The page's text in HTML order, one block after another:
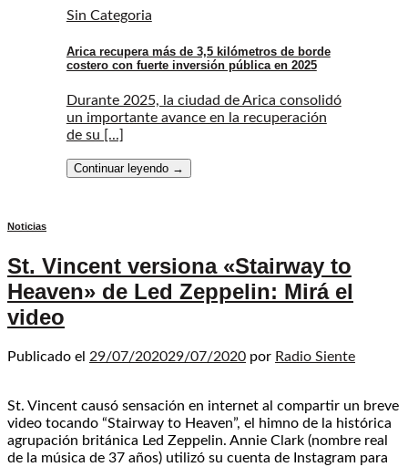
Sin Categoria
Arica recupera más de 3,5 kilómetros de borde
costero con fuerte inversión pública en 2025
Durante 2025, la ciudad de Arica consolidó
un importante avance en la recuperación
de su [...]
Continuar leyendo →
Noticias
St. Vincent versiona «Stairway to
Heaven» de Led Zeppelin: Mirá el
video
Publicado el 29/07/202029/07/2020 por Radio Siente
St. Vincent causó sensación en internet al compartir un breve
video tocando “Stairway to Heaven”, el himno de la histórica
agrupación británica Led Zeppelin. Annie Clark (nombre real
de la música de 37 años) utilizó su cuenta de Instagram para